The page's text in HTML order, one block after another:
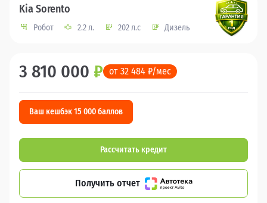
Kia Sorento
Робот 2.2 л. 202 л.с Дизель
3 810 000 ₽ от 32 484 ₽/мес
Ваш кешбэк 15 000 баллов
Рассчитать кредит
Получить отчет